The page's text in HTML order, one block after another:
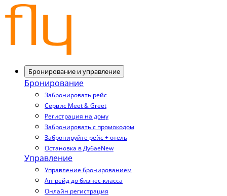
Бронирование и управление
Бронирование
Забронировать рейс
Сервис Meet & Greet
Регистрация на дому
Забронировать с промокодом
Забронируйте рейс + отель
Остановка в ДубаеNew
Управление
Управление бронированием
Апгрейд до бизнес-класса
Онлайн регистрация